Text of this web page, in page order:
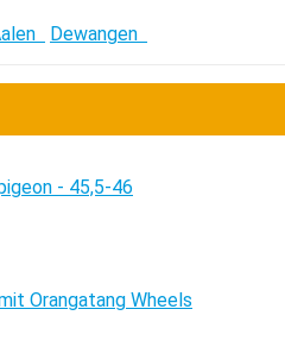
Dewangen
- 45,5-46
Orangatang Wheels